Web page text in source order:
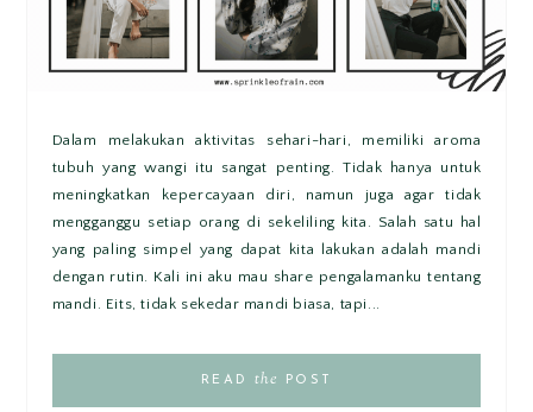
Dalam melakukan aktivitas sehari-hari, memiliki aroma
tubuh yang wangi itu sangat penting. Tidak hanya untuk
meningkatkan kepercayaan diri, namun juga agar tidak
mengganggu setiap orang di sekeliling kita. Salah satu hal
yang paling simpel yang dapat kita lakukan adalah mandi
dengan rutin. Kali ini aku mau share pengalamanku tentang
mandi. Eits, tidak sekedar mandi biasa, tapi...
READ the POST